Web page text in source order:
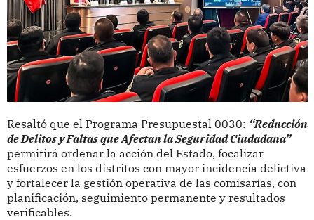
Resaltó que el Programa Presupuestal 0030: “Reducción
de Delitos y Faltas que Afectan la Seguridad Ciudadana”
permitirá ordenar la acción del Estado, focalizar
esfuerzos en los distritos con mayor incidencia delictiva
y fortalecer la gestión operativa de las comisarías, con
planificación, seguimiento permanente y resultados
verificables.